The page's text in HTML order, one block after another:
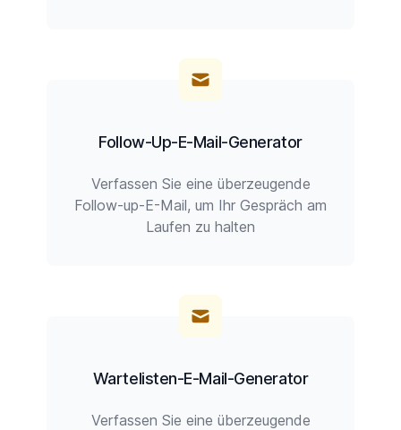
Follow-Up-E-Mail-Generator
Verfassen Sie eine überzeugende
Follow-up-E-Mail, um Ihr Gespräch am
Laufen zu halten
Wartelisten-E-Mail-Generator
Verfassen Sie eine überzeugende